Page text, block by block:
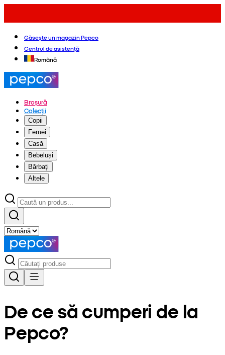
Găsește un magazin Pepco
Centrul de asistență
Română
Broșură
Colecții
Copii
Femei
Casă
Bebeluși
Bărbați
Altele
De ce să cumperi de la
Pepco?